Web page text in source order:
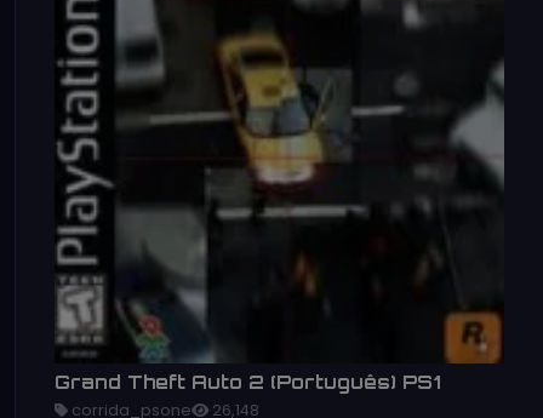
Grand Theft Auto 2 (Português) PS1
corrida_psone 26,148